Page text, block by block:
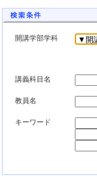
開講学部学科
講義科目名
教員名
キーワード